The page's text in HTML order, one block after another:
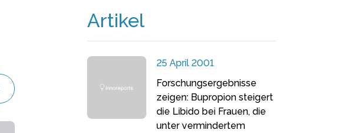
Artikel
25 April 2001
Forschungsergebnisse
zeigen: Bupropion steigert
die Libido bei Frauen, die
unter vermindertem